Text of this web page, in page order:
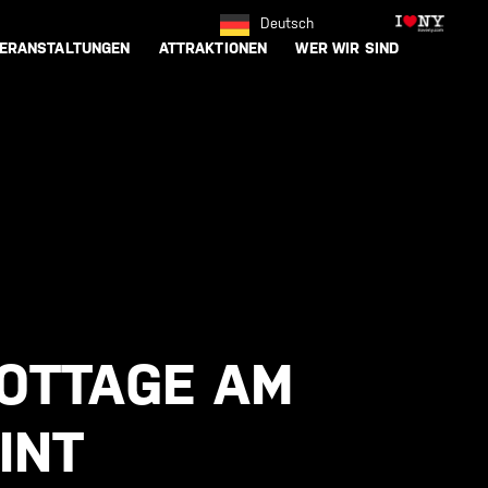
Deutsch
ATTRAKTIONEN WER WIR SIND
AM